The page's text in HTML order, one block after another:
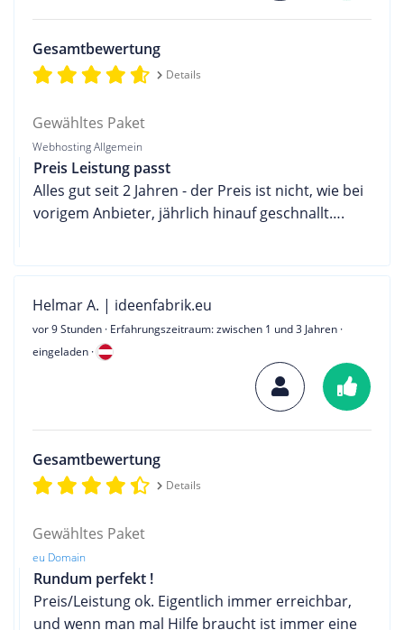
Gesamtbewertung
Details
Gewähltes Paket
Webhosting Allgemein
Preis Leistung passt
Alles gut seit 2 Jahren - der Preis ist nicht, wie bei
vorigem Anbieter, jährlich hinauf geschnallt….
Helmar A. | ideenfabrik.eu
vor 9 Stunden · Erfahrungszeitraum: zwischen 1 und 3 Jahren ·
eingeladen ·
Gesamtbewertung
Details
Gewähltes Paket
eu Domain
Rundum perfekt !
Preis/Leistung ok. Eigentlich immer erreichbar,
und wenn man mal Hilfe braucht ist immer eine